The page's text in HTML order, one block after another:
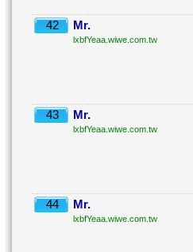
42 Mr.
lxbfYeaa.wiwe.com.tw
43 Mr.
lxbfYeaa.wiwe.com.tw
44 Mr.
lxbfYeaa.wiwe.com.tw